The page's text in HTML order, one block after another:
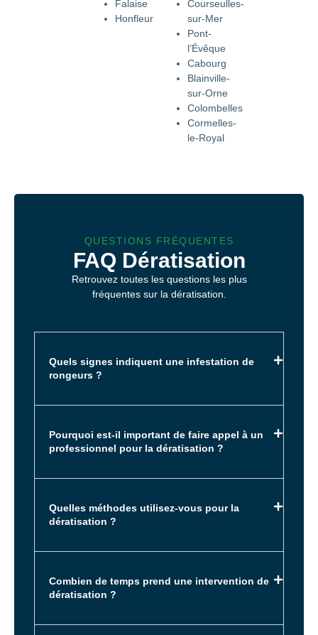
Falaise
Honfleur
Courseulles-
sur-Mer
Pont-
l’Évêque
Cabourg
Blainville-
sur-Orne
Colombelles
Cormelles-
le-Royal
QUESTIONS FRÉQUENTES
FAQ Dératisation
Retrouvez toutes les questions les plus
fréquentes sur la dératisation.
Quels signes indiquent une infestation de
rongeurs ?
Pourquoi est-il important de faire appel à un
professionnel pour la dératisation ?
Quelles méthodes utilisez-vous pour la
dératisation ?
Combien de temps prend une intervention de
dératisation ?